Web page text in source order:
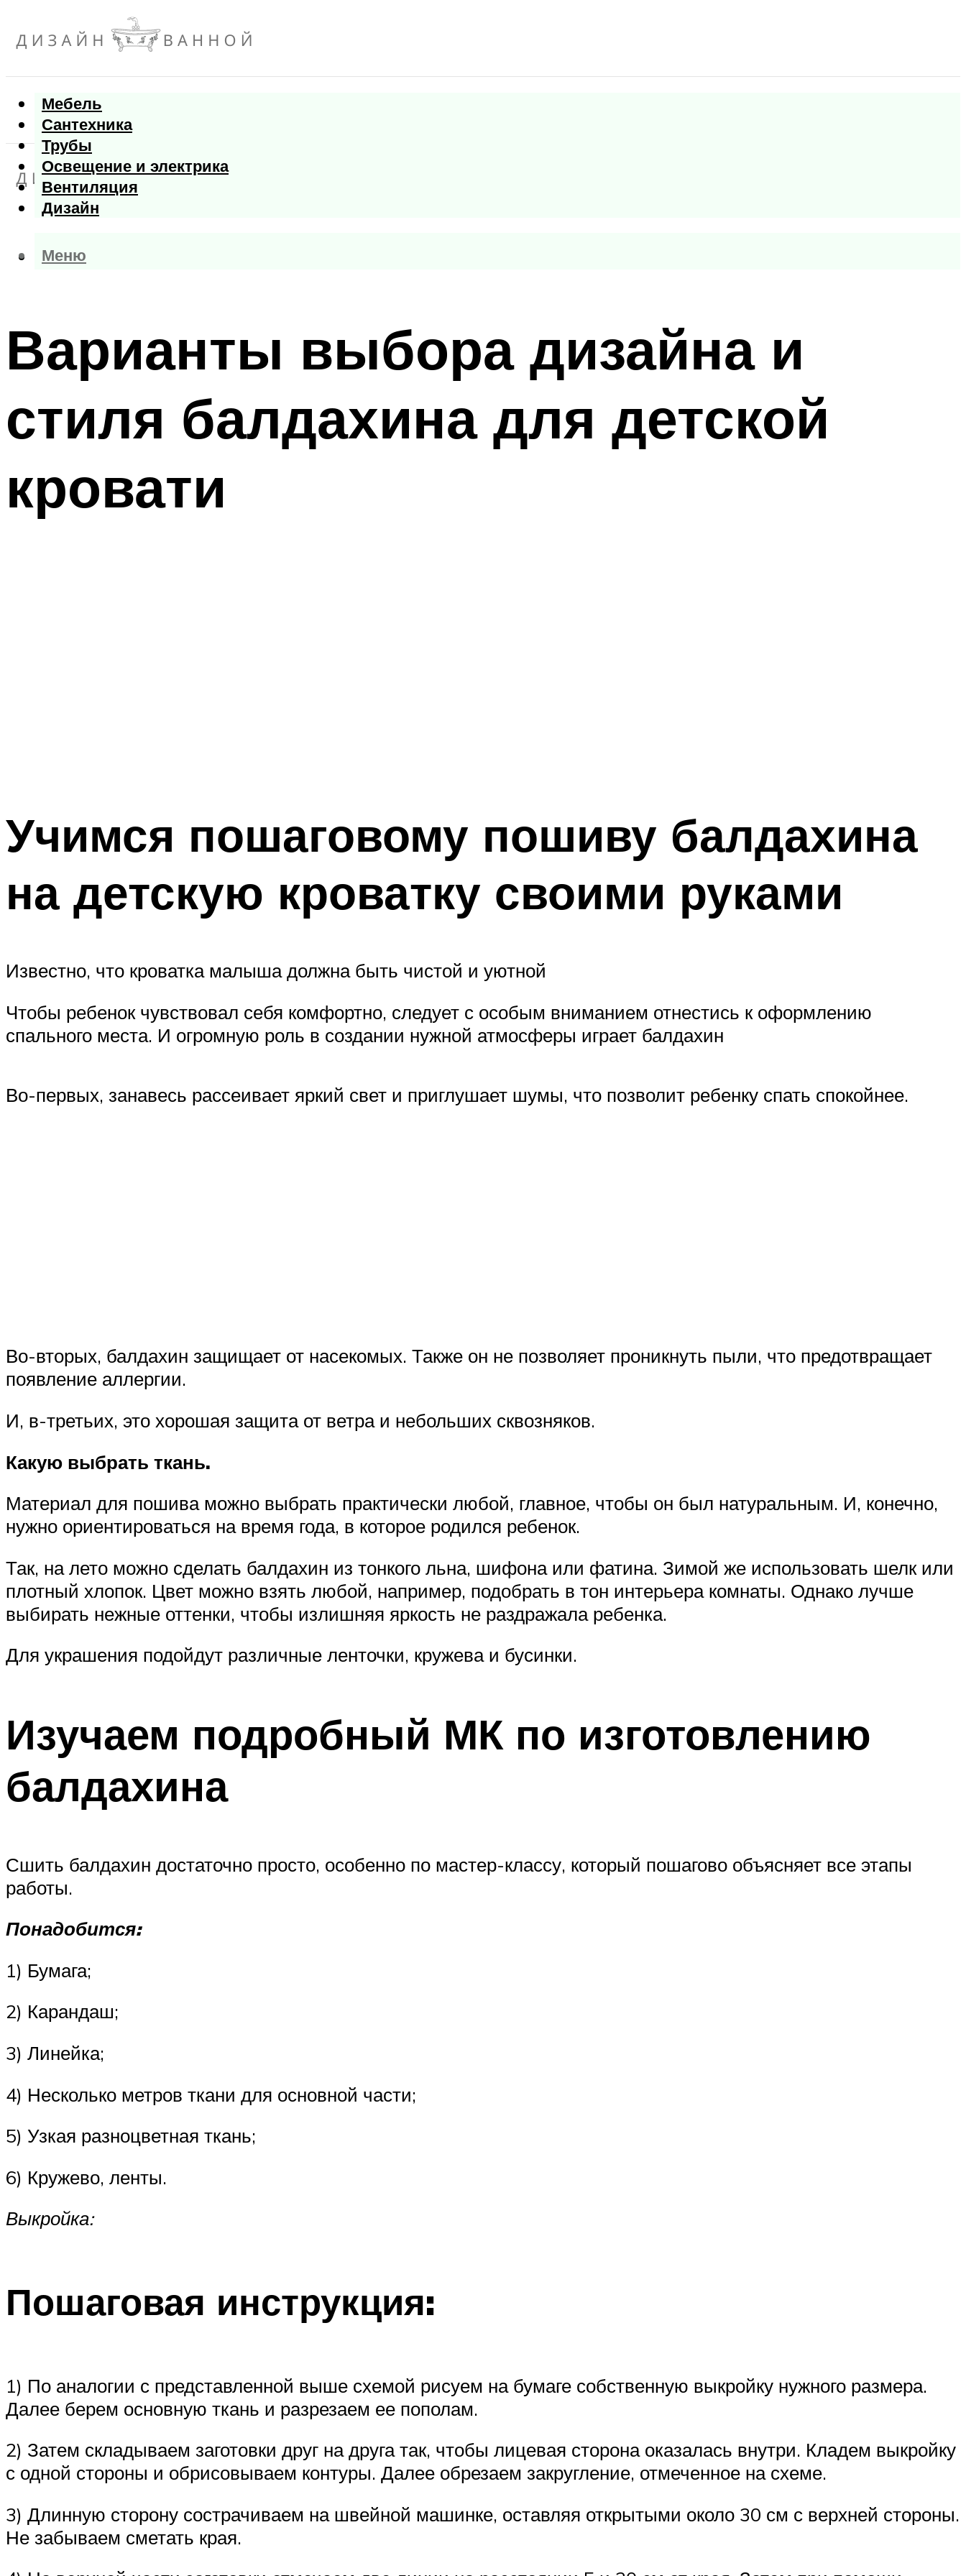
Мебель
Сантехника
Трубы
Освещение и электрика
Вентиляция
Дизайн
Меню
Меню
Варианты выбора дизайна и
стиля балдахина для детской
кровати
Учимся пошаговому пошиву балдахина
на детскую кроватку своими руками
Известно, что кроватка малыша должна быть чистой и уютной
Чтобы ребенок чувствовал себя комфортно, следует с особым вниманием отнестись к оформлению
спального места. И огромную роль в создании нужной атмосферы играет балдахин
Во-первых, занавесь рассеивает яркий свет и приглушает шумы, что позволит ребенку спать спокойнее.
Во-вторых, балдахин защищает от насекомых. Также он не позволяет проникнуть пыли, что предотвращает
появление аллергии.
И, в-третьих, это хорошая защита от ветра и небольших сквозняков.
Какую выбрать ткань.
Материал для пошива можно выбрать практически любой, главное, чтобы он был натуральным. И, конечно,
нужно ориентироваться на время года, в которое родился ребенок.
Так, на лето можно сделать балдахин из тонкого льна, шифона или фатина. Зимой же использовать шелк или
плотный хлопок. Цвет можно взять любой, например, подобрать в тон интерьера комнаты. Однако лучше
выбирать нежные оттенки, чтобы излишняя яркость не раздражала ребенка.
Для украшения подойдут различные ленточки, кружева и бусинки.
Изучаем подробный МК по изготовлению
балдахина
Сшить балдахин достаточно просто, особенно по мастер-классу, который пошагово объясняет все этапы
работы.
Понадобится:
1) Бумага;
2) Карандаш;
3) Линейка;
4) Несколько метров ткани для основной части;
5) Узкая разноцветная ткань;
6) Кружево, ленты.
Выкройка:
Пошаговая инструкция:
1) По аналогии с представленной выше схемой рисуем на бумаге собственную выкройку нужного размера.
Далее берем основную ткань и разрезаем ее пополам.
2) Затем складываем заготовки друг на друга так, чтобы лицевая сторона оказалась внутри. Кладем выкройку
с одной стороны и обрисовываем контуры. Далее обрезаем закругление, отмеченное на схеме.
3) Длинную сторону сострачиваем на швейной машинке, оставляя открытыми около 30 см с верхней стороны.
Не забываем сметать края.